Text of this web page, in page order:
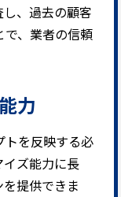
、過去の顧客
、業者の信頼
力
トを反映する必
ズ能力に長
提供できま